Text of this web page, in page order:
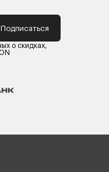
Подписаться
о скидках,